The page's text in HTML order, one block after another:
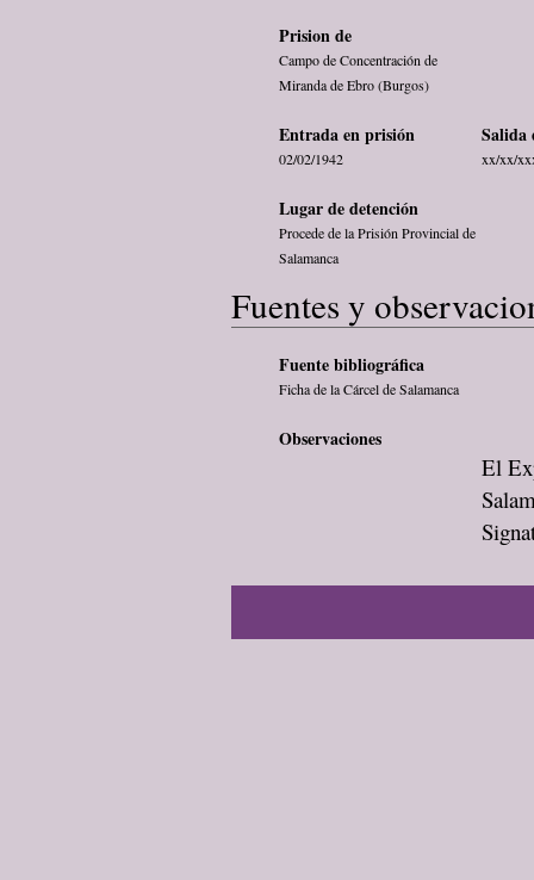
Prision de
Campo de Concentración de
Miranda de Ebro (Burgos)
Entrada en prisión Salida
02/02/1942 xx/xx/
Lugar de detención
Procede de la Prisión Provincial de
Salamanca
Fuentes y
Fuente bibliográfica
Ficha de la Cárcel de Salamanca
Observaciones
El